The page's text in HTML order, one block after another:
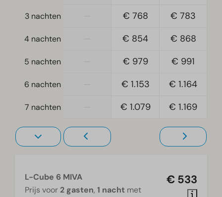
Televisie
3 nachten € 768 € 783
4 nachten € 854 € 868
5 nachten € 979 € 991
6 nachten € 1.153 € 1.164
7 nachten € 1.079 € 1.169
€ 533
L-Cube 6 MIVA
Prijs voor 2 gasten, 1 nacht met